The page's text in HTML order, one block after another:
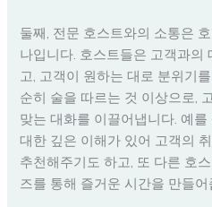
둘째, 전문 호스트와의 소통은
나입니다. 호스트들은 고객과의
고, 고객이 원하는 대로 분위기
순히 술을 따르는 것 이상으로,
맞는 대화를 이끌어냅니다. 예
대한 깊은 이해가 있어 고객의
추천해주기도 하고, 또 다른 호
즈를 통해 즐거운 시간을 만들어